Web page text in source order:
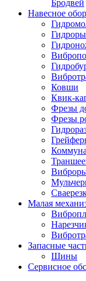
Бродвей
Навесное
Ковши
Квик-
Фрезы
Фрезы
Малая
Запасные
Шины
Сервисное